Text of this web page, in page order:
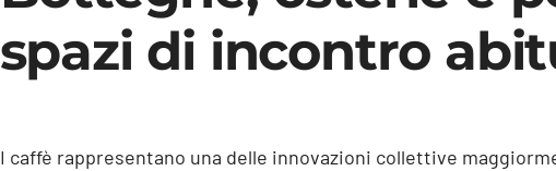
spazi di incontro
I caffè rappresentano una delle innovazioni collettive